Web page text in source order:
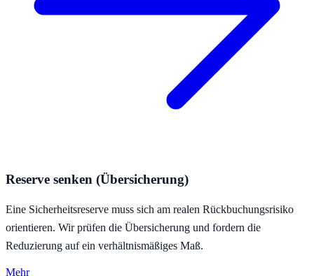
Reserve senken (Übersicherung)
Eine Sicherheitsreserve muss sich am realen Rückbuchungsrisiko
orientieren. Wir prüfen die Übersicherung und fordern die
Reduzierung auf ein verhältnismäßiges Maß.
Mehr